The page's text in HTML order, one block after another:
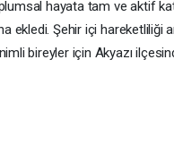
hayata tam ve aktif
ekledi. Şehir içi hareketliliği
bireyler için Akyazı